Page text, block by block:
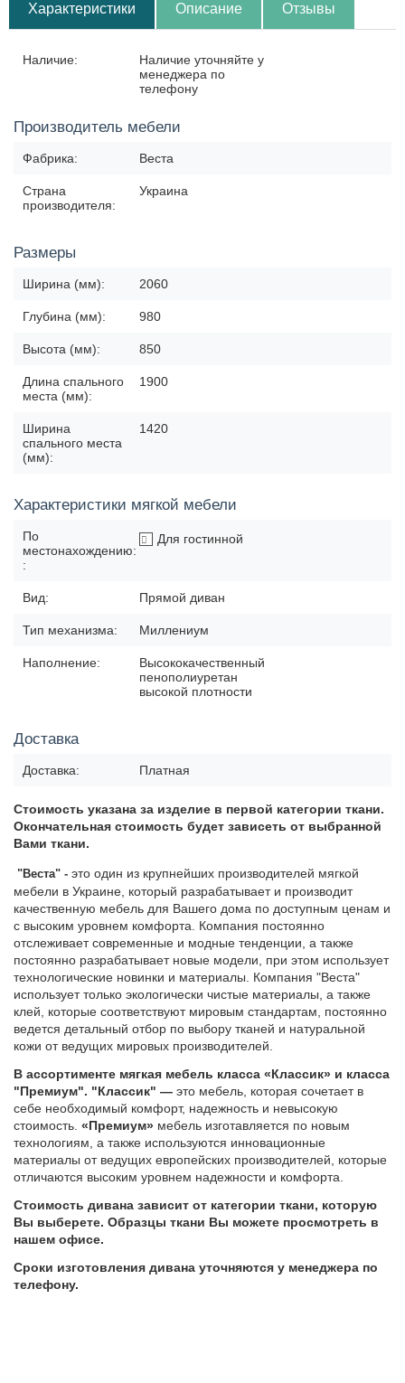
Характеристики Описание Отзывы
Наличие:
Наличие уточняйте у
менеджера по
телефону
Производитель мебели
Фабрика: Веста
Страна
производителя:
Украина
Размеры
Ширина (мм): 2060
Глубина (мм): 980
Высота (мм): 850
Длина спального
места (мм):
1900
Ширина
спального места
(мм):
1420
Характеристики мягкой мебели
По
местонахождению:
:
Для гостинной
Вид: Прямой диван
Тип механизма: Миллениум
Наполнение:
Высококачественный
пенополиуретан
высокой плотности
Доставка
Доставка: Платная
Стоимость указана за изделие в первой категории ткани.
Окончательная стоимость будет зависеть от выбранной
Вами ткани.
"Веста" - это один из крупнейших производителей мягкой
мебели в Украине, который разрабатывает и производит
качественную мебель для Вашего дома по доступным ценам и
с высоким уровнем комфорта. Компания постоянно
отслеживает современные и модные тенденции, а также
постоянно разрабатывает новые модели, при этом использует
технологические новинки и материалы. Компания "Веста"
использует только экологически чистые материалы, а также
клей, которые соответствуют мировым стандартам, постоянно
ведется детальный отбор по выбору тканей и натуральной
кожи от ведущих мировых производителей.
В ассортименте мягкая мебель класса «Классик» и класса
"Премиум". "Классик" — это мебель, которая сочетает в
себе необходимый комфорт, надежность и невысокую
стоимость. «Премиум» мебель изготавляется по новым
технологиям, а также используются инновационные
материалы от ведущих европейских производителей,
которые
отличаются высоким уровнем надежности и комфорта.
Стоимость дивана зависит от категории ткани, которую
Вы выберете. Образцы ткани Вы можете просмотреть в
нашем офисе.
Сроки изготовления дивана уточняются у менеджера по
телефону.